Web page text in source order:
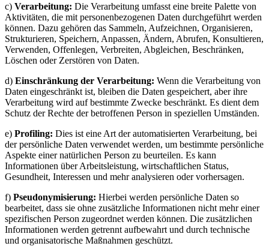
c) Verarbeitung: Die Verarbeitung umfasst eine breite Palette von
Aktivitäten, die mit personenbezogenen Daten durchgeführt werden
können. Dazu gehören das Sammeln, Aufzeichnen, Organisieren,
Strukturieren, Speichern, Anpassen, Ändern, Abrufen, Konsultieren,
Verwenden, Offenlegen, Verbreiten, Abgleichen, Beschränken,
Löschen oder Zerstören von Daten.
d) Einschränkung der Verarbeitung: Wenn die Verarbeitung von
Daten eingeschränkt ist, bleiben die Daten gespeichert, aber ihre
Verarbeitung wird auf bestimmte Zwecke beschränkt. Es dient dem
Schutz der Rechte der betroffenen Person in speziellen Umständen.
e) Profiling: Dies ist eine Art der automatisierten Verarbeitung, bei
der persönliche Daten verwendet werden, um bestimmte persönliche
Aspekte einer natürlichen Person zu beurteilen. Es kann
Informationen über Arbeitsleistung, wirtschaftlichen Status,
Gesundheit, Interessen und mehr analysieren oder vorhersagen.
f) Pseudonymisierung: Hierbei werden persönliche Daten so
bearbeitet, dass sie ohne zusätzliche Informationen nicht mehr einer
spezifischen Person zugeordnet werden können. Die zusätzlichen
Informationen werden getrennt aufbewahrt und durch technische
und organisatorische Maßnahmen geschützt.